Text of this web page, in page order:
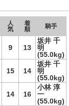
人
気
着
順
騎手
9 13
坂井 千
明
(55.0kg)
15 14
坂井 千
明
(55.0kg)
14 16
小林 淳
一
(55.0kg)